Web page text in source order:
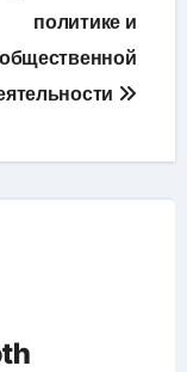
политике и
общественной